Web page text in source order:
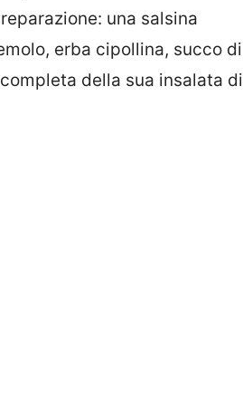
una salsina
erba cipollina, succo di
della sua insalata di